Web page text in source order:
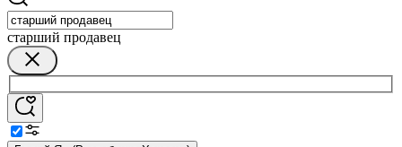
старший продавец